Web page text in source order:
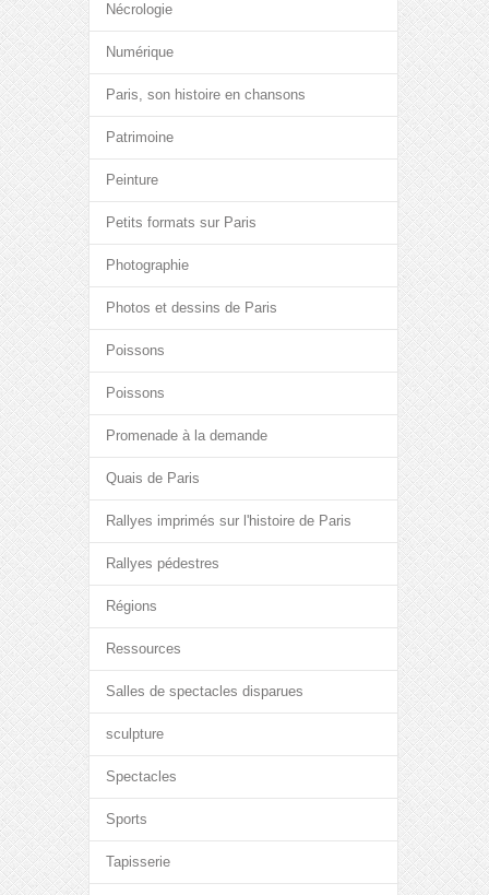
Nécrologie
Numérique
Paris, son histoire en chansons
Patrimoine
Peinture
Petits formats sur Paris
Photographie
Photos et dessins de Paris
Poissons
Poissons
Promenade à la demande
Quais de Paris
Rallyes imprimés sur l'histoire de Paris
Rallyes pédestres
Régions
Ressources
Salles de spectacles disparues
sculpture
Spectacles
Sports
Tapisserie